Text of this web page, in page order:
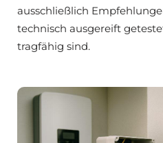
ausschließlich
technisch ausgereift
tragfähig sind.